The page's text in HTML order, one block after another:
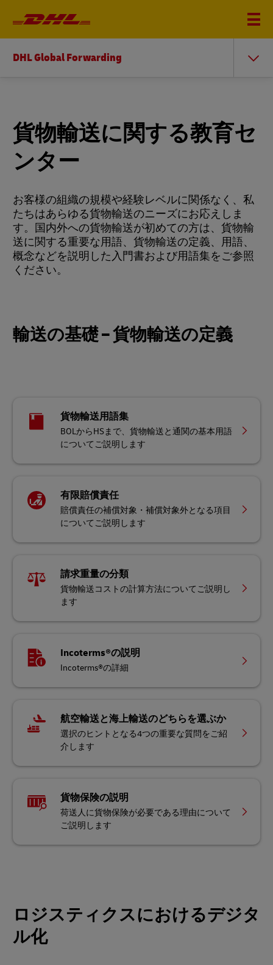
DHL Global Forwarding
貨物輸送に関する教育セ
ンター
お客様の組織の規模や経験レベルに関係なく、私
たちはあらゆる貨物輸送のニーズにお応えしま
す。国内外への貨物輸送が初めての方は、貨物輸
送に関する重要な用語、貨物輸送の定義、用語、
概念などを説明した入門書および用語集をご参照
ください。
輸送の基礎 – 貨物輸送の定義
貨物輸送用語集
BOLからHSまで、貨物輸送と通関の基本用語
についてご説明します
有限賠償責任
賠償責任の補償対象・補償対象外となる項目
についてご説明します
請求重量の分類
貨物輸送コストの計算方法についてご説明し
ます
Incoterms®の説明
Incoterms®の詳細
航空輸送と海上輸送のどちらを選ぶか
選択のヒントとなる4つの重要な質問をご紹
介します
貨物保険の説明
荷送人に貨物保険が必要である理由について
ご説明します
ロジスティクスにおけるデジタ
ル化